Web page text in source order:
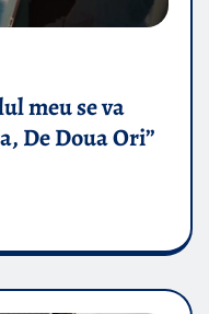
meu se va
De Doua Ori”